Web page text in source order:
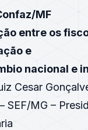
MF
entre os
e
nacional e
Cesar
SEF/MG –